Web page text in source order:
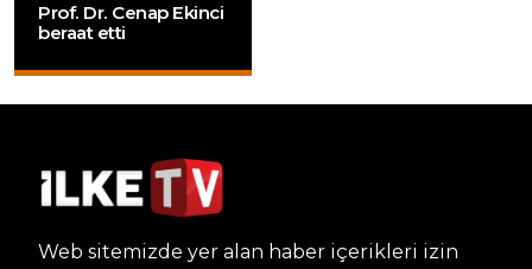
Prof. Dr. Cenap Ekinci
beraat etti
Web sitemizde yer alan haber içerikleri izin